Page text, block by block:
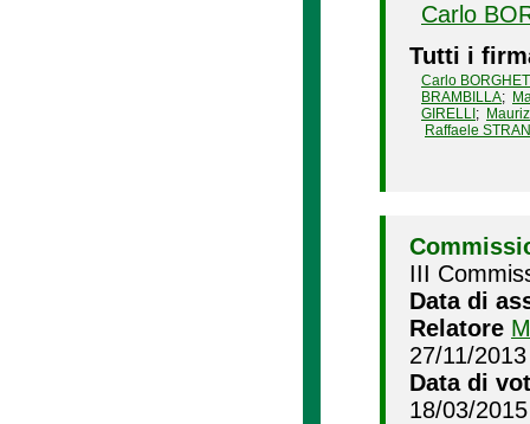
Carlo
Tutti i
Carlo
BRAMBILLA;
GIRELLI ;
Raffaele
III
Data di
Relatore
27/11/2013
Data di
18/03/2015